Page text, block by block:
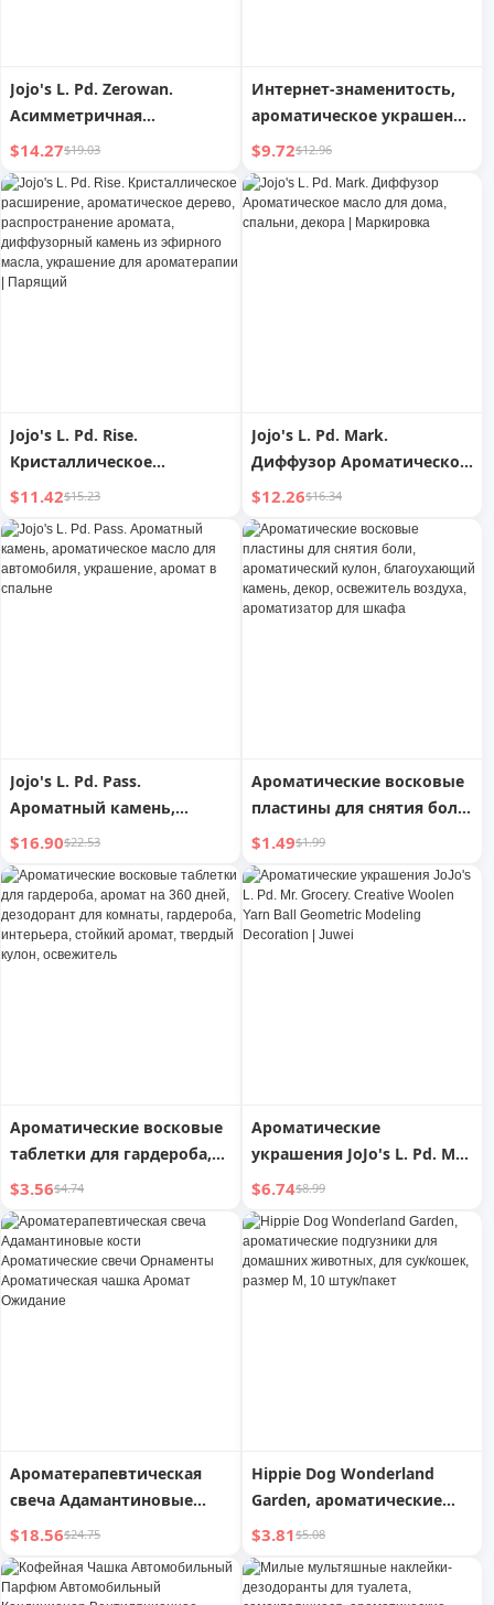
Jojo's L. Pd. Zerowan.
Асимметричная
ароматическая свеча в
форме яйца,
низкотемпературное
органическое эфирное
масло | Zero Night
$14.27$19.03
Интернет-знаменитость,
ароматическое украшение
для вентиляционного
отверстия автомобиля в
виде самолета,
автомобильные духи,
$9.72$12.96
Jojo's L. Pd. Rise.
Кристаллическое
расширение,
ароматическое дерево,
распространение аромата,
диффузорный камень из
эфирного масла,
$11.42$15.23
Jojo's L. Pd. Mark.
Диффузор Ароматическое
масло для дома, спальни,
декора | Маркировка
$12.26$16.34
Jojo's L. Pd. Pass.
Ароматный камень,
ароматическое масло для
автомобиля, украшение,
аромат в спальне
$16.90$22.53
Ароматические восковые
пластины для снятия боли,
ароматический кулон,
благоухающий камень,
декор, освежитель
воздуха, ароматизатор
для шкафа
$1.49$1.99
Ароматические восковые
таблетки для гардероба,
аромат на 360 дней,
дезодорант для комнаты,
гардероба, интерьера,
стойкий аромат, твердый
кулон, освежитель
$3.56$4.74
Ароматические
украшения JoJo's L. Pd. Mr.
Grocery. Creative Woolen
Yarn Ball Geometric
Modeling Decoration | Juwei
$6.74$8.99
Ароматерапевтическая
свеча Адамантиновые
кости Ароматические
свечи Орнаменты
Ароматическая чашка
$18.56$24.75
Hippie Dog Wonderland
Garden, ароматические
подгузники для домашних
животных, для сук/кошек,
размер M, 10 штук/пакет
$3.81$5.08